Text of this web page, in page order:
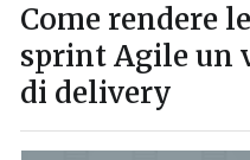
Come rendere
sprint Agile un
di delivery